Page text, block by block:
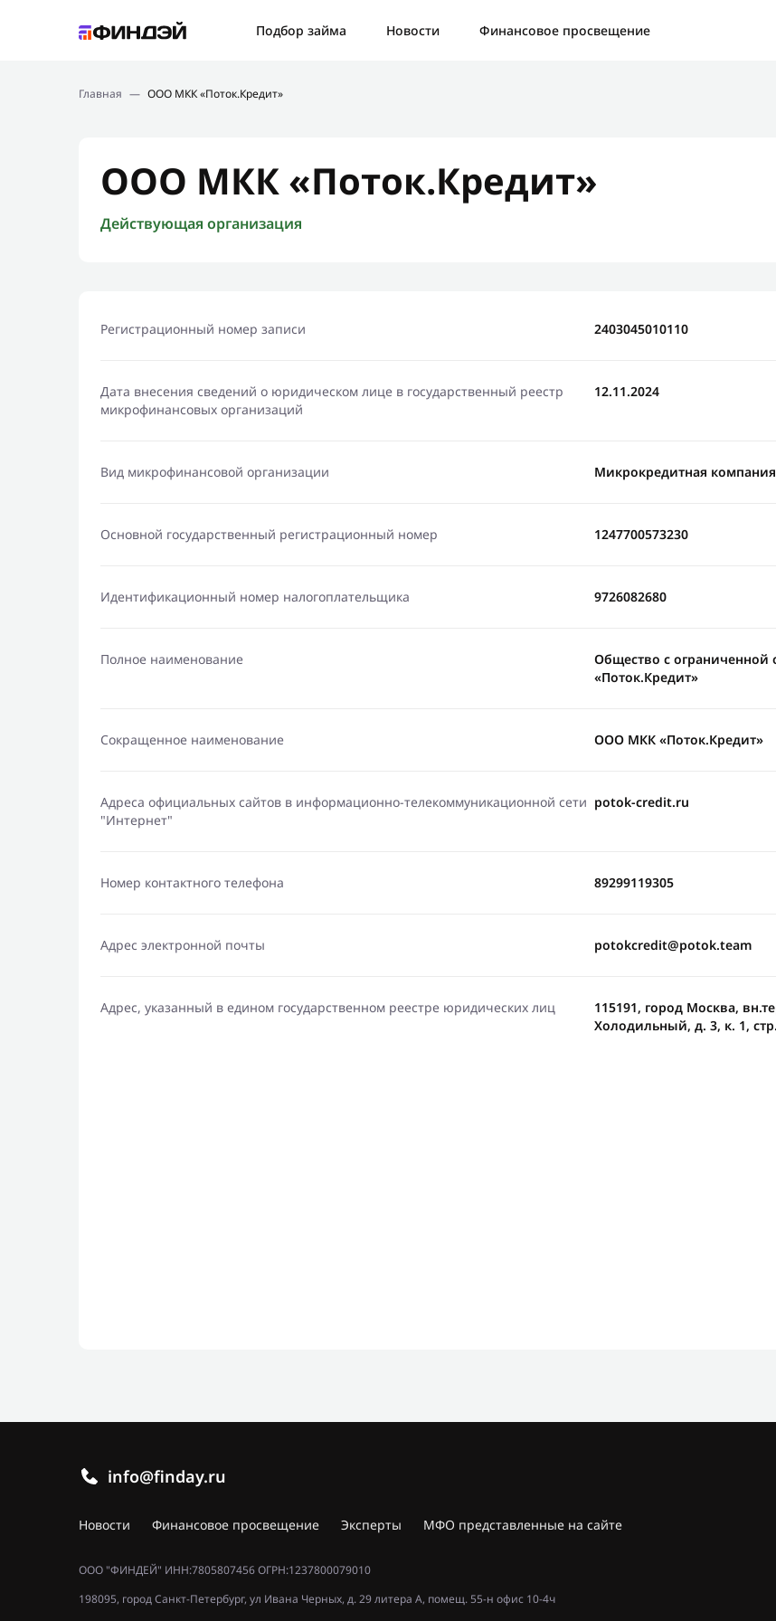
Подбор займа Новости
Финансовое просвещение
Новости
Главная — ООО МКК «Поток.Кредит»
ООО МКК «Поток.Кредит»
Действующая организация
Регистрационный номер записи 2403045010110
Дата внесения сведений о юридическом лице в государственный реестр
микрофинансовых организаций
12.11.2024
Вид микрофинансовой организации Микрокредитная компания
Основной государственный регистрационный номер 1247700573230
Идентификационный номер налогоплательщика 9726082680
Полное наименование
Общество с ограниченной
«Поток.Кредит»
Сокращенное наименование ООО МКК «Поток.Кредит»
Адреса официальных сайтов в информационно-телекоммуникационной сети
"Интернет"
potok-credit.ru
Номер контактного телефона 89299119305
Адрес электронной почты potokcredit@potok.team
Адрес, указанный в едином государственном реестре юридических лиц
115191, город Москва,
Холодильный, д. 3, к. 1,
info@finday.ru
Новости Финансовое просвещение Эксперты МФО представленные на сайте
ООО "ФИНДЕЙ" ИНН:7805807456 ОГРН:1237800079010
198095, город Санкт-Петербург, ул Ивана Черных, д. 29 литера А, помещ. 55-н офис 10-4ч
Ошибка: Контактная форма не найдена.